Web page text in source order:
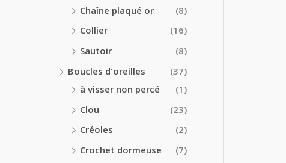
Chaîne plaqué or
(8)
Collier
(16)
Sautoir
(8)
Boucles d'oreilles
(37)
à visser non percé
(1)
Clou
(23)
Créoles
(2)
Crochet dormeuse
(7)